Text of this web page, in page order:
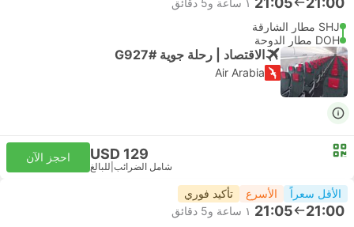
SHJ مطار الشارقة
DOH مطار الدوحة
الاقتصاد | رحلة جوية #G927
Air Arabia
USD 129
شامل الضرائب للبالغ
احجز الآن
الأقل سعراً الأسرع تأكيد فوري
21:00
21:05 ١ ساعة و‫5 دقائق